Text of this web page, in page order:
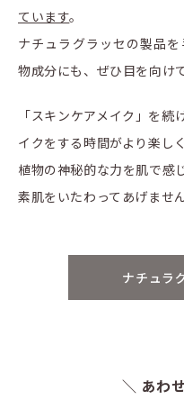
ています。
ナチュラグラッセの製品
物成分にも、ぜひ目を向け
「スキンケアメイク」を
イクをする時間がより楽し
植物の神秘的な力を肌で感
素肌をいたわってあげません
ナチュラ
＼ あわ